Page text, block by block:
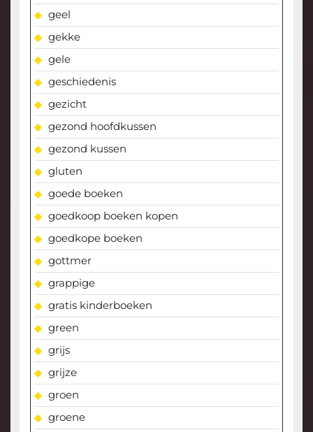
geel
gekke
gele
geschiedenis
gezicht
gezond hoofdkussen
gezond kussen
gluten
goede boeken
goedkoop boeken kopen
goedkope boeken
gottmer
grappige
gratis kinderboeken
green
grijs
grijze
groen
groene